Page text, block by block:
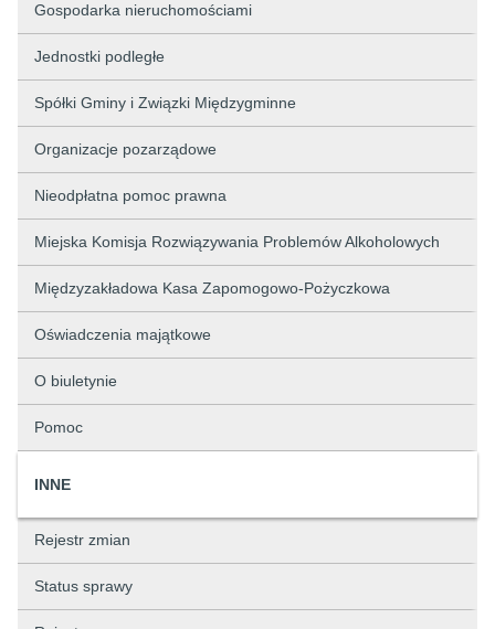
Gospodarka nieruchomościami
Jednostki podległe
Spółki Gminy i Związki Międzygminne
Organizacje pozarządowe
Nieodpłatna pomoc prawna
Miejska Komisja Rozwiązywania Problemów Alkoholowych
Międzyzakładowa Kasa Zapomogowo-Pożyczkowa
Oświadczenia majątkowe
O biuletynie
Pomoc
INNE
Rejestr zmian
Status sprawy